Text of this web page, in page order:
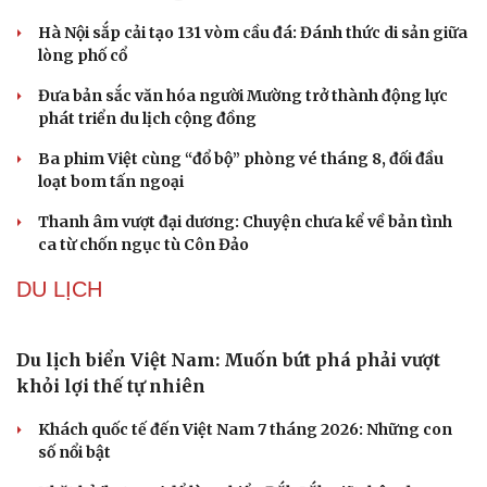
tháng giao tranh với Iran
an ninh cho đối tượng 1
Bế mạc Vòng Chung kết Hội thao Công an Nhân dân
năm 2026
Tăng cường tuyên truyền, bảo vệ vững chắc biên giới